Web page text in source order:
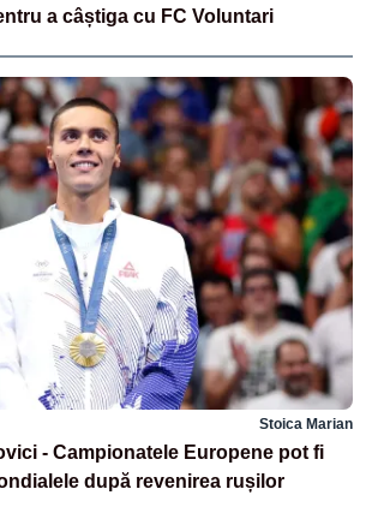
a câștiga cu FC Voluntari
Stoica Marian
- Campionatele Europene pot fi
după revenirea rușilor